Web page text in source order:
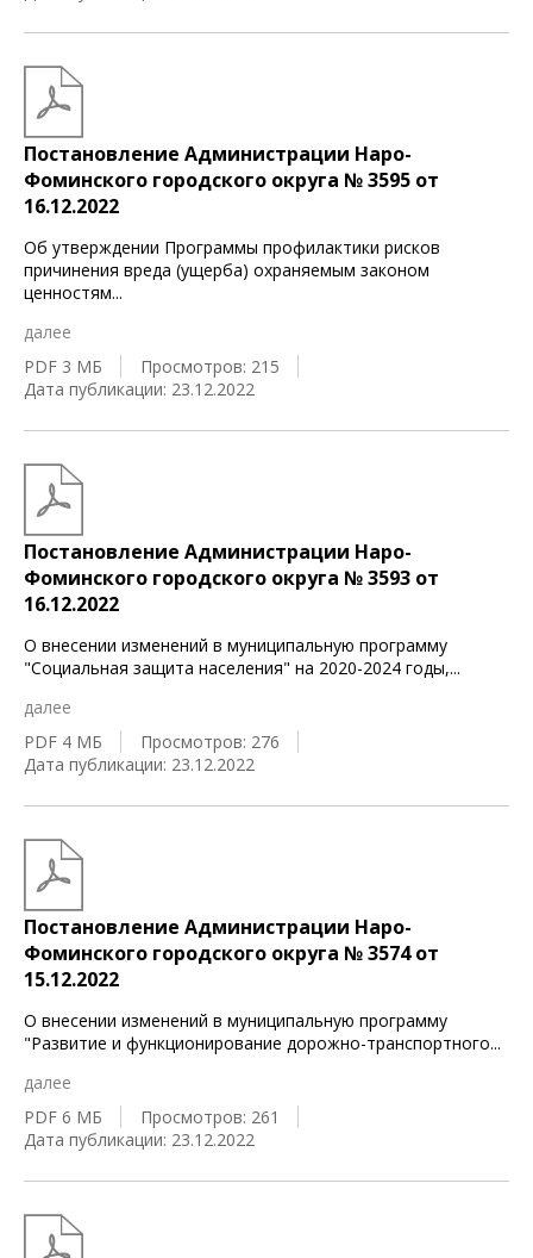
Постановление Администрации Наро-
Фоминского городского округа № 3595 от
16.12.2022
Об утверждении Программы профилактики рисков
причинения вреда (ущерба) охраняемым законом
ценностям...
далее
PDF 3 МБ
Просмотров: 215
Дата публикации: 23.12.2022
Постановление Администрации Наро-
Фоминского городского округа № 3593 от
16.12.2022
О внесении изменений в муниципальную программу
"Социальная защита населения" на 2020-2024 годы,...
далее
PDF 4 МБ
Просмотров: 276
Дата публикации: 23.12.2022
Постановление Администрации Наро-
Фоминского городского округа № 3574 от
15.12.2022
О внесении изменений в муниципальную программу
"Развитие и функционирование дорожно-транспортного...
далее
PDF 6 МБ
Просмотров: 261
Дата публикации: 23.12.2022